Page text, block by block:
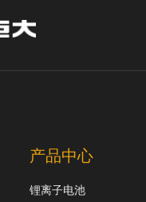
产品中心
锂离子电池